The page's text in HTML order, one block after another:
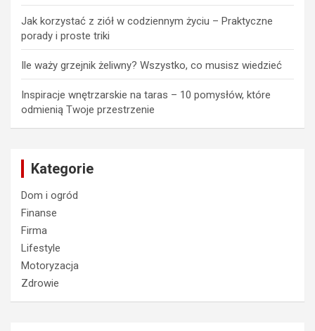
Jak korzystać z ziół w codziennym życiu – Praktyczne
porady i proste triki
Ile waży grzejnik żeliwny? Wszystko, co musisz wiedzieć
Inspiracje wnętrzarskie na taras – 10 pomysłów, które
odmienią Twoje przestrzenie
Kategorie
Dom i ogród
Finanse
Firma
Lifestyle
Motoryzacja
Zdrowie